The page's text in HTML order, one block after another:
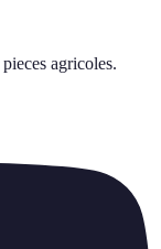
pieces agricoles.